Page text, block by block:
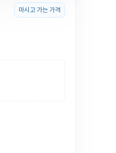
마시고 가는 가격